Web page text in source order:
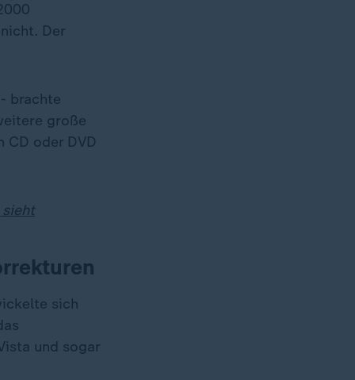
Der
brachte
große
CD oder DVD
sieht
sich
und sogar